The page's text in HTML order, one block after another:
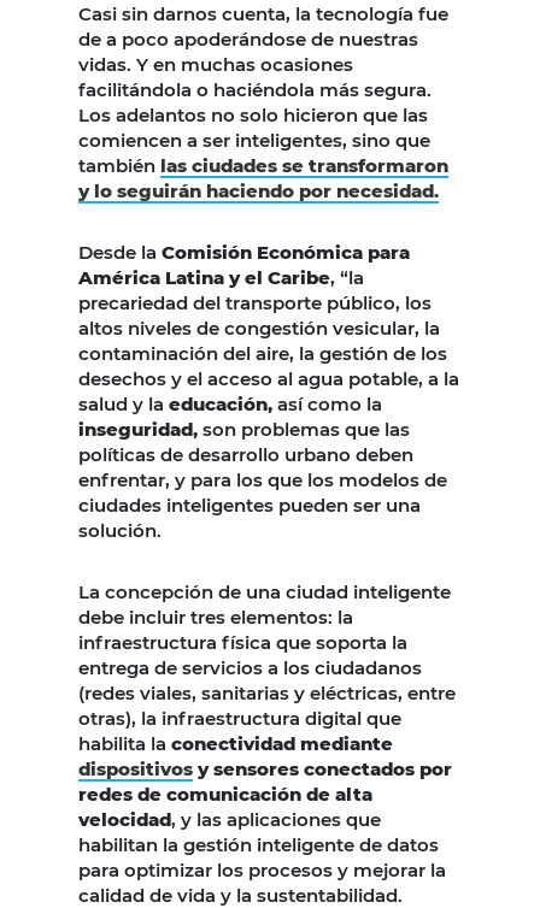
Casi sin darnos cuenta, la tecnología fue
de a poco apoderándose de nuestras
vidas. Y en muchas ocasiones
facilitándola o haciéndola más segura.
Los adelantos no solo hicieron que las
comiencen a ser inteligentes, sino que
también las ciudades se transformaron
y lo seguirán haciendo por necesidad.
Desde la Comisión Económica para
América Latina y el Caribe, “la
precariedad del transporte público, los
altos niveles de congestión vesicular, la
contaminación del aire, la gestión de los
desechos y el acceso al agua potable, a la
salud y la educación, así como la
inseguridad, son problemas que las
políticas de desarrollo urbano deben
enfrentar, y para los que los modelos de
ciudades inteligentes pueden ser una
solución.
La concepción de una ciudad inteligente
debe incluir tres elementos: la
infraestructura física que soporta la
entrega de servicios a los ciudadanos
(redes viales, sanitarias y eléctricas, entre
otras), la infraestructura digital que
habilita la conectividad mediante
dispositivos y sensores conectados por
redes de comunicación de alta
velocidad, y las aplicaciones que
habilitan la gestión inteligente de datos
para optimizar los procesos y mejorar la
calidad de vida y la sustentabilidad.